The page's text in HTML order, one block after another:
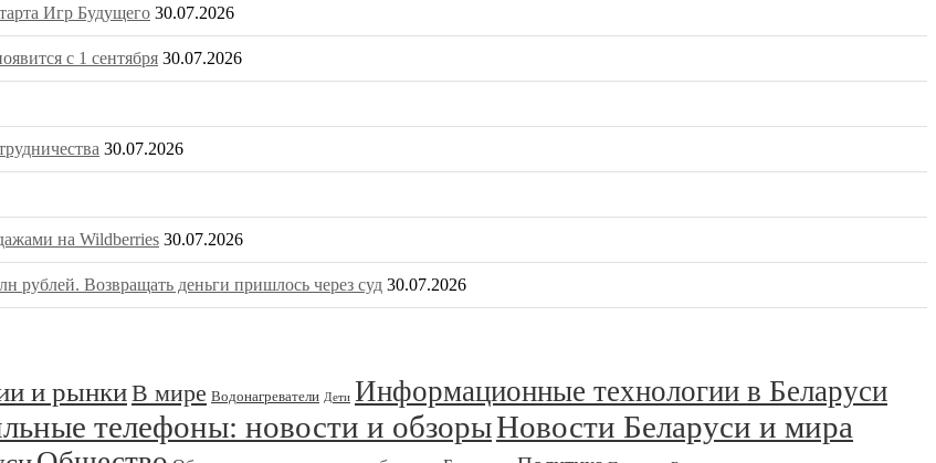
Игр Будущего 30.07.2026
с 1 сентября 30.07.2026
30.07.2026
на Wildberries 30.07.2026
рублей. Возвращать деньги пришлось через суд 30.07.2026
и рынкиВ мире Водонагреватели Дети Информационные технологии в Беларуси
телефоны: новости и обзорыНовости Беларуси и мира